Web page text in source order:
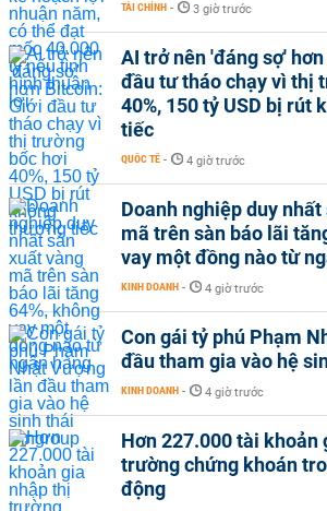
TÀI CHÍNH - 3 giờ trước
AI trở nên 'đáng sợ'
đầu tư tháo chạy vì thị
40%, 150 tỷ USD bị rút
tiếc
QUỐC TẾ - 4 giờ trước
Doanh nghiệp duy
mã trên sàn báo lãi
vay một đồng nào từ
KINH DOANH - 4 giờ trước
Con gái tỷ phú Phạm
đầu tham gia vào hệ
KINH DOANH - 4 giờ trước
Hơn 227.000 tài khoản
trường chứng khoán
động